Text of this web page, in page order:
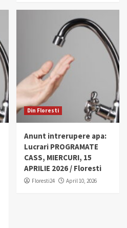
Din Floresti
Anunt intrerupere apa:
Lucrari PROGRAMATE
CASS, MIERCURI, 15
APRILIE 2026 / Floresti
Floresti24 April 10, 2026